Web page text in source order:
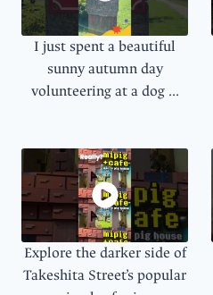
I just spent a beautiful
sunny autumn day
volunteering at a dog ...
Explore the darker side of
Takeshita Street’s popular